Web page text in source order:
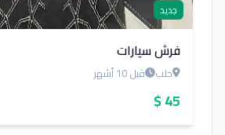
جديد
فرش سيارات
حلب قبل 10 أشهر
45 $